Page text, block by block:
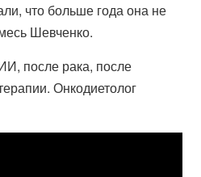
что больше года она не
Шевченко.
после рака, после
Онкодиетолог